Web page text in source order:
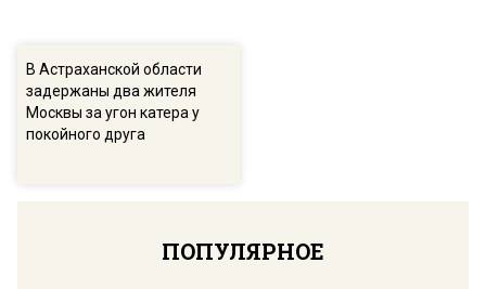
В Астраханской области
задержаны два жителя
Москвы за угон катера у
покойного друга
ПОПУЛЯРНОЕ